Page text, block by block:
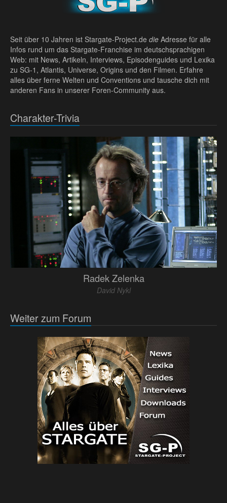
Seit über 10 Jahren ist Stargate-Project.de die Adresse für alle
Infos rund um das Stargate-Franchise im deutschsprachigen
Web: mit News, Artikeln, Interviews, Episodenguides und Lexika
zu SG-1, Atlantis, Universe, Origins und den Filmen. Erfahre
alles über ferne Welten und Conventions und tausche dich mit
anderen Fans in unserer Foren-Community aus.
Charakter-Trivia
Radek Zelenka
David Nykl
Weiter zum Forum